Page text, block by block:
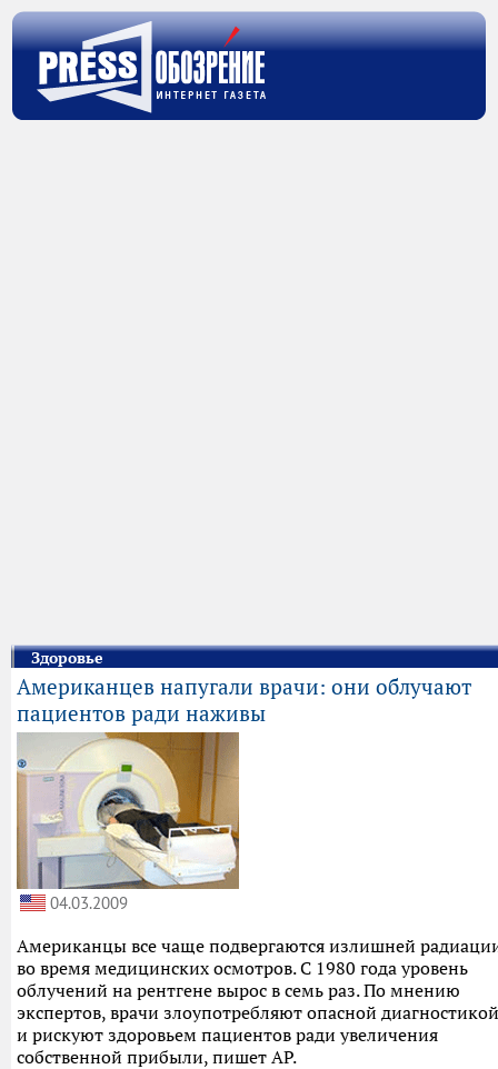
Здоровье
Американцев напугали врачи: они облучают
пациентов ради наживы
04.03.2009
Американцы все чаще подвергаются излишней
во время медицинских осмотров. С 1980 года уровень
облучений на рентгене вырос в семь раз. По мнению
экспертов, врачи злоупотребляют опасной диагностикой
и рискуют здоровьем пациентов ради увеличения
собственной прибыли, пишет AP.